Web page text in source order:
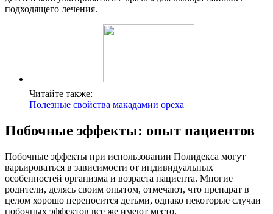
подходящего лечения.
Читайте также:
Полезные свойства макадамии ореха
Побочные эффекты: опыт пациентов
Побочные эффекты при использовании Полидекса могут
варьироваться в зависимости от индивидуальных
особенностей организма и возраста пациента. Многие
родители, делясь своим опытом, отмечают, что препарат в
целом хорошо переносится детьми, однако некоторые случаи
побочных эффектов все же имеют место.